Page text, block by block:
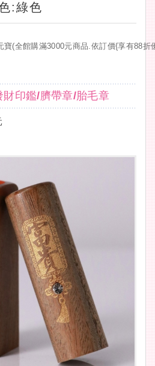
:綠色
寶(全館購滿3000元商品.依訂價{享有88折
印鑑/臍帶章/胎毛章